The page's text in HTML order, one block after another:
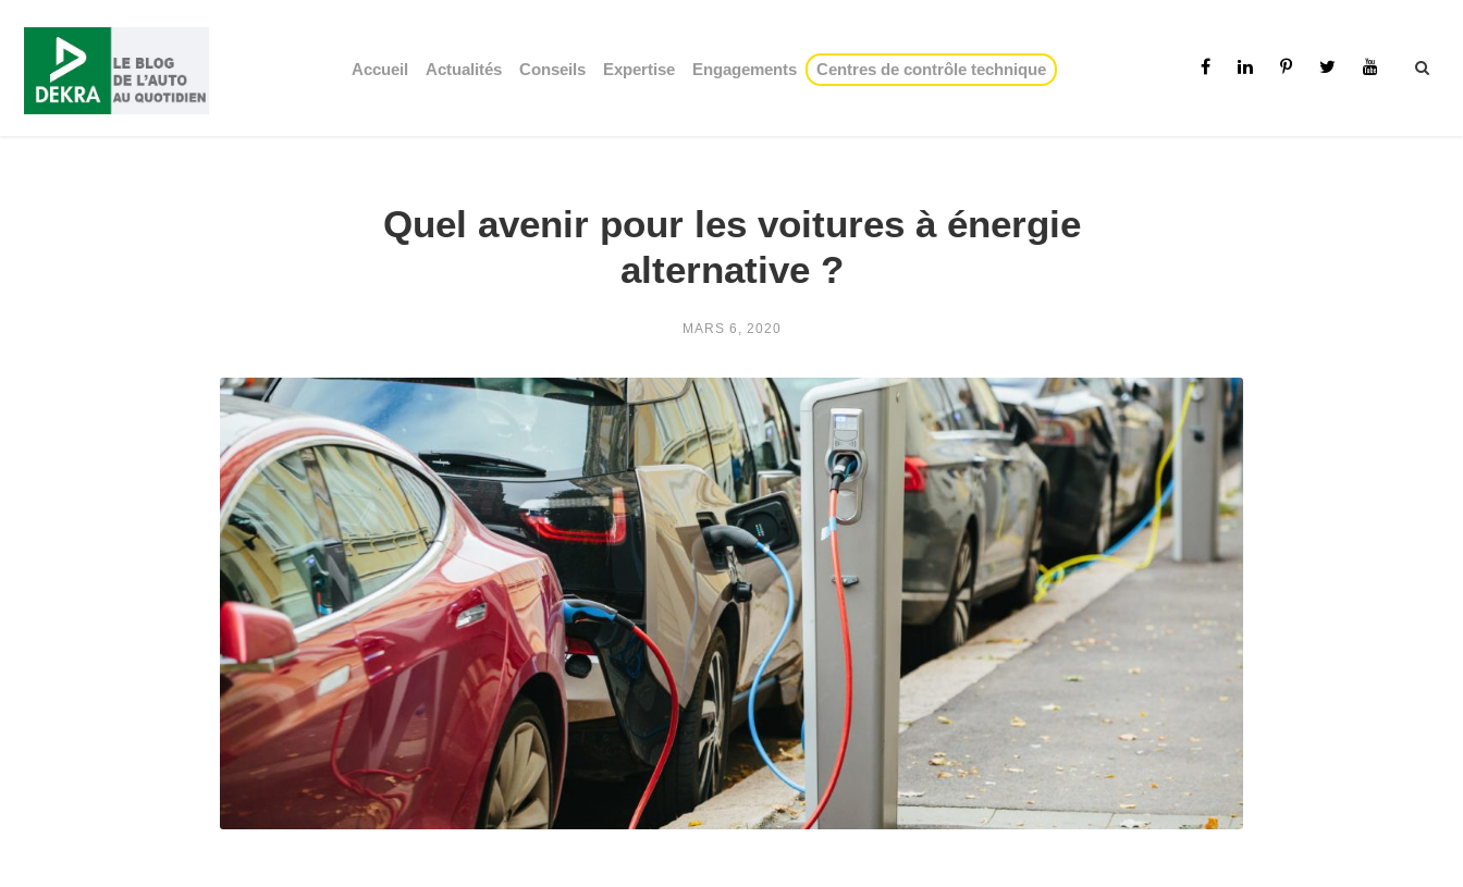
Accueil Actualités Conseils Expertise Engagements Centres de contrôle technique
Quel avenir pour les voitures à énergie
alternative ?
MARS 6, 2020